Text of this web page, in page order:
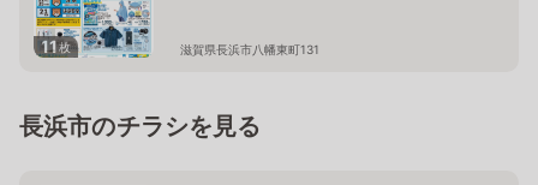
11枚 滋賀県長浜市八幡東町131
長浜市のチラシを見る